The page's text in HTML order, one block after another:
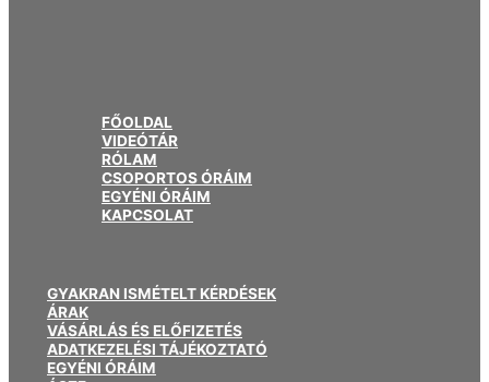
FŐOLDAL
VIDEÓTÁR
RÓLAM
CSOPORTOS ÓRÁIM
EGYÉNI ÓRÁIM
KAPCSOLAT
GYAKRAN ISMÉTELT KÉRDÉSEK
ÁRAK
VÁSÁRLÁS ÉS ELŐFIZETÉS
ADATKEZELÉSI TÁJÉKOZTATÓ
EGYÉNI ÓRÁIM